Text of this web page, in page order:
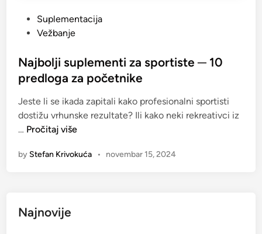
t
e
d
i
n
Suplementacija
Vežbanje
Najbolji suplementi za sportiste ─ 10
predloga za početnike
Jeste li se ikada zapitali kako profesionalni sportisti
dostižu vrhunske rezultate? Ili kako neki rekreativci iz
… N
j
j
Pročitaj više
by Stefan Krivokuća • novembar 15, 2024
Najnovije